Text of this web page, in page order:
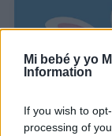
Mi bebé y yo
Information
If you wish to
processing of